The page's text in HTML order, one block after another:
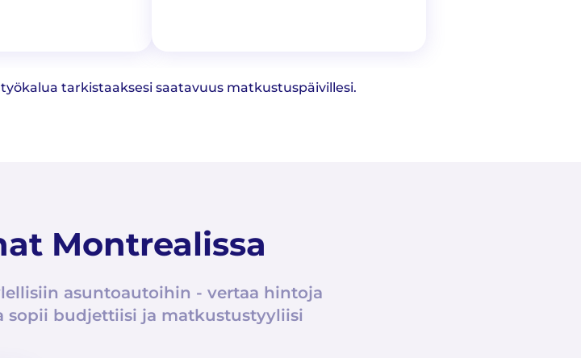
tarkistaaksesi saatavuus matkustuspäivillesi.
Montrealissa
asuntoautoihin - vertaa hintoja
sopii budjettiisi ja matkustustyyliisi